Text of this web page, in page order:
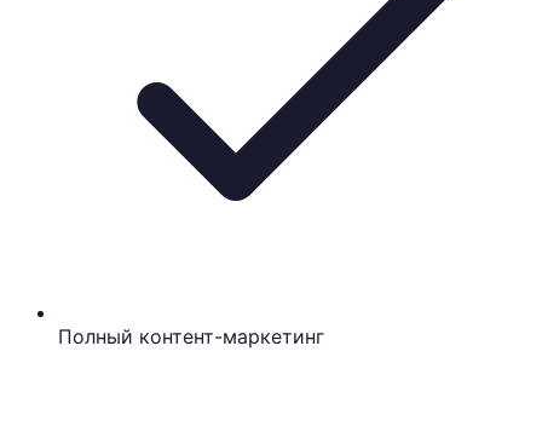
Полный контент-маркетинг